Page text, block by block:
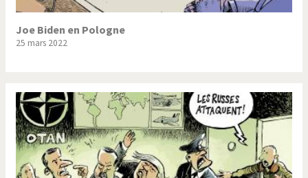
Joe Biden en Pologne
25 mars 2022